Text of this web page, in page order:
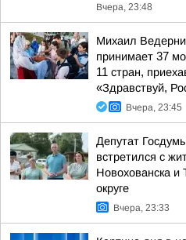
Вчера, 23:48
Михаил
принимает 37
11 стран,
«Здравствуй,
Вчера, 23:45
Депутат
встретился с
Новохованска и
округе
Вчера, 23:33